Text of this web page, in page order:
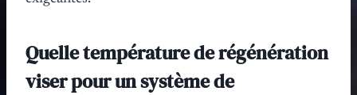
Quelle température de régénération
viser pour un système de